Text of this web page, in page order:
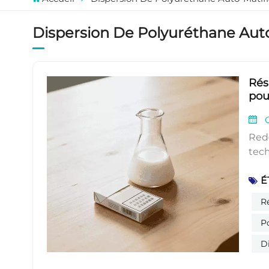
Dispersion De Polyuréthane
Redéfinir les normes d'emballage des cigarettes grâce à une technologie de résine avancéeL'industrie mondiale de l'emballage des cigarettes est confrontée à un double impératif : répondre aux exigences esthétiques des marques haut de gamme et se conformer à des réglementations environnementales de plus en plus strictes. Les films d'emballage traditionnels utilisent soit des revêtements mats à base de solvants (fortes émissions de COV, impact environnemental négatif), soit des systèmes à base d'eau avec agents matifiants externes (brillance irrégulière, faible durabilité, adhérence